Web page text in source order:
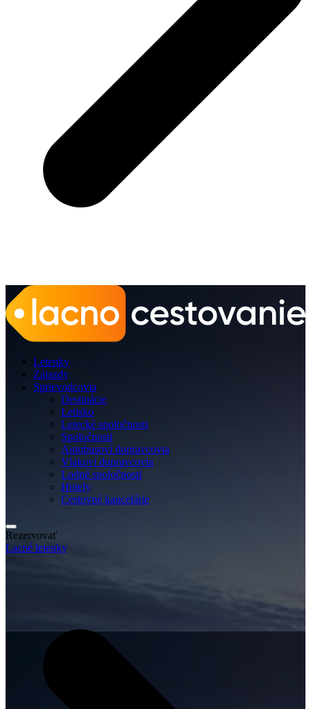
Letenky
Zájazdy
Sprievodcovia
Destinácie
Letisko
Letecké spoločnosti
Spoločnosti
Autobusoví dopravcovia
Vlakoví dopravcovia
Lodné spoločnosti
Hotely
Cestovné kancelárie
Rezervovať
Lacné letenky